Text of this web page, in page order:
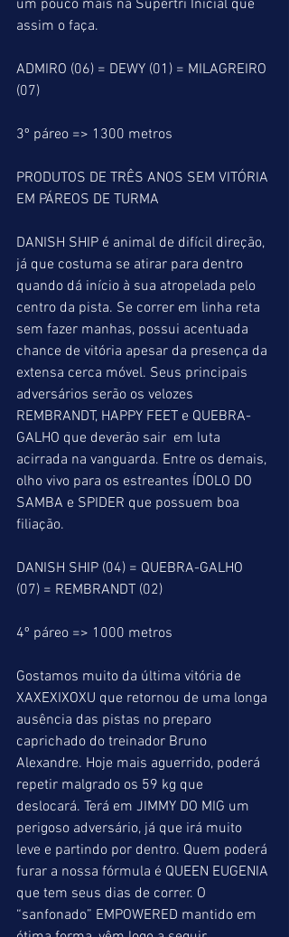
um pouco mais na Supertri Inicial que
assim o faça.
ADMIRO (06) = DEWY (01) = MILAGREIRO
(07)
3º páreo => 1300 metros
PRODUTOS DE TRÊS ANOS SEM VITÓRIA
EM PÁREOS DE TURMA
DANISH SHIP é animal de difícil direção,
já que costuma se atirar para dentro
quando dá início à sua atropelada pelo
centro da pista. Se correr em linha reta
sem fazer manhas, possui acentuada
chance de vitória apesar da presença da
extensa cerca móvel. Seus principais
adversários serão os velozes
REMBRANDT, HAPPY FEET e QUEBRA-
GALHO que deverão sair  em luta
acirrada na vanguarda. Entre os demais,
olho vivo para os estreantes ÍDOLO DO
SAMBA e SPIDER que possuem boa
filiação.
DANISH SHIP (04) = QUEBRA-GALHO
(07) = REMBRANDT (02)
4º páreo => 1000 metros
Gostamos muito da última vitória de
XAXEXIXOXU que retornou de uma longa
ausência das pistas no preparo
caprichado do treinador Bruno
Alexandre. Hoje mais aguerrido, poderá
repetir malgrado os 59 kg que
deslocará. Terá em JIMMY DO MIG um
perigoso adversário, já que irá muito
leve e partindo por dentro. Quem poderá
furar a nossa fórmula é QUEEN EUGENIA
que tem seus dias de correr. O
“sanfonado” EMPOWERED mantido em